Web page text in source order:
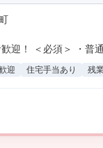
迎！ ＜必須＞ ・普通
迎 住宅手当あり 残